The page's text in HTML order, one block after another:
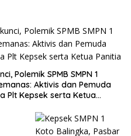
Polemik SPMB SMPN 1
Aktivis dan Pemuda
Plt Kepsek serta Ketua